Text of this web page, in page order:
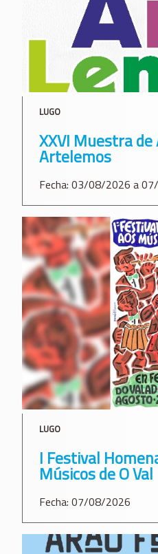
LUGO
XXVI Muestra
Artelemos
Fecha: 03/08/2026 a
LUGO
I Festival
Músicos de O Val
Fecha: 07/08/2026